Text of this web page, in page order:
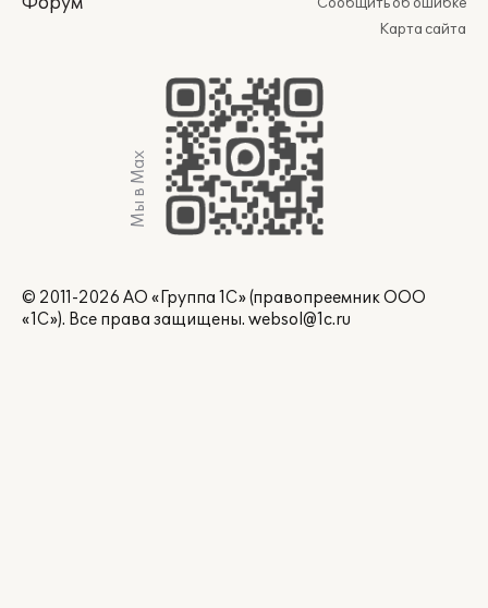
Карта сайта
Мы в Max
© 2011-2026 АО «Группа 1С» (правопреемник ООО
«1С»). Все права защищены. websol@1c.ru